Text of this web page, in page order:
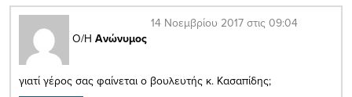
Ο/Η Ανώνυμος
14 Νοεμβρίου 2017 στις 09:04
γιατί γέρος σας φαίνεται ο βουλευτής κ. Κασαπίδης;